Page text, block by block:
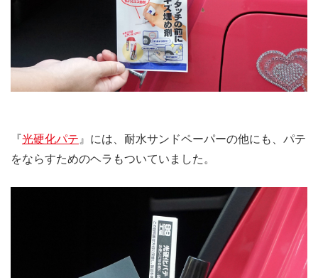
『光硬化パテ 』には、耐水サンドペーパーの他にも、パテ
をならすためのヘラもついていました。